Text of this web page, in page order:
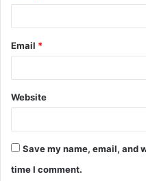
Email *
Website
Save my name, email, and
time I comment.